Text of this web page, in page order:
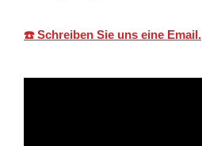
☎️ Schreiben Sie uns eine Email.